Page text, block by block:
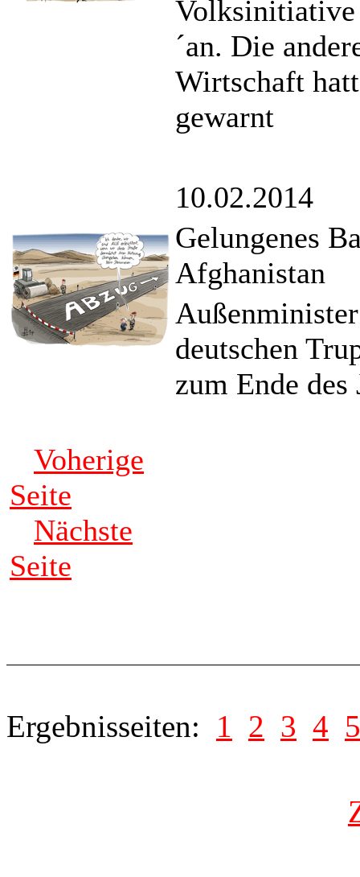
Volksinitiative
´an. Die
Wirtschaft
gewarnt
10.02.2014
Gelungenes
Afghanistan
deutschen
zum Ende des
Voherige
Seite
Nächste
Seite
Ergebnisseiten: 1 2 3 4 5